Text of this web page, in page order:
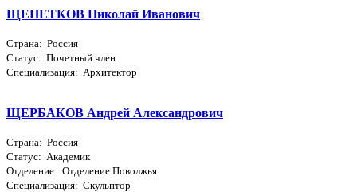
ЩЕПЕТКОВ Николай Иванович
Страна: Россия
Статус: Почетный член
Специализация: Архитектор
ЩЕРБАКОВ Андрей Александрович
Страна: Россия
Статус: Академик
Отделение: Отделение Поволжья
Специализация: Скульптор